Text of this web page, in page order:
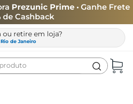
Prezunic Prime • Ganhe Frete
de Cashback
ou retire em loja?
Rio de Janeiro